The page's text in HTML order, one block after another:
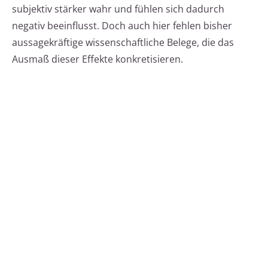
subjektiv stärker wahr und fühlen sich dadurch
negativ beeinflusst. Doch auch hier fehlen bisher
aussagekräftige wissenschaftliche Belege, die das
Ausmaß dieser Effekte konkretisieren.